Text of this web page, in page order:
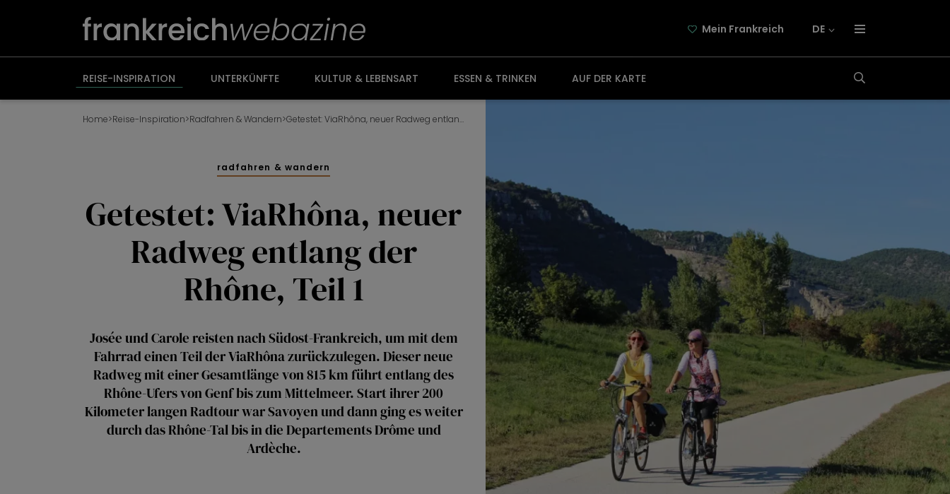
Mein Frankreich DE
REISE-INSPIRATION UNTERKÜNFTE KULTUR & LEBENSART ESSEN & TRINKEN AUF DER KARTE
Home>Reise-Inspiration>Radfahren & Wandern> Getestet: ViaRhôna, neuer Radweg entlang der Rhône, Teil 1
radfahren & wandern
Getestet: ViaRhôna, neuer
Radweg entlang der
Rhône, Teil 1
Josée und Carole reisten nach Südost-Frankreich, um mit dem
Fahrrad einen Teil der ViaRhôna zurückzulegen. Dieser neue
Radweg mit einer Gesamtlänge von 815 km führt entlang des
Rhône-Ufers von Genf bis zum Mittelmeer. Start ihrer 200
Kilometer langen Radtour war Savoyen und dann ging es weiter
durch das Rhône-Tal bis in die Departements Drôme und
Ardèche.